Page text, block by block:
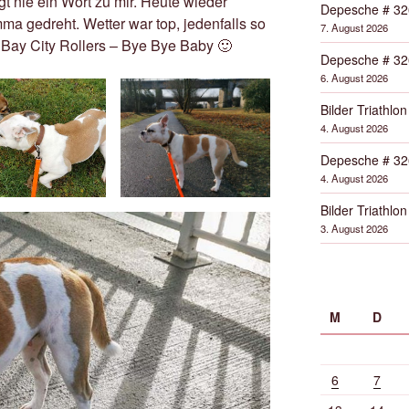
gedreht. Wetter war top, jedenfalls so
City Rollers – Bye Bye Baby 🙂
Depesche #
7. August 2026
Depesche #
6. August 2026
Bilder
4. August 2026
Depesche #
4. August 2026
Bilder
3. August 2026
M D
6
7